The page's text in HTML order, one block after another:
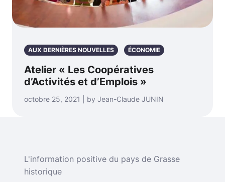
AUX DERNIÈRES NOUVELLES ÉCONOMIE
Atelier « Les Coopératives
d’Activités et d’Emplois »
octobre 25, 2021 | by Jean-Claude JUNIN
L'information positive du pays de Grasse
historique